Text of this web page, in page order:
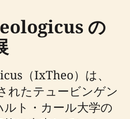
の
（IxTheo）は、
れたテュービンゲン
ト・カール大学の